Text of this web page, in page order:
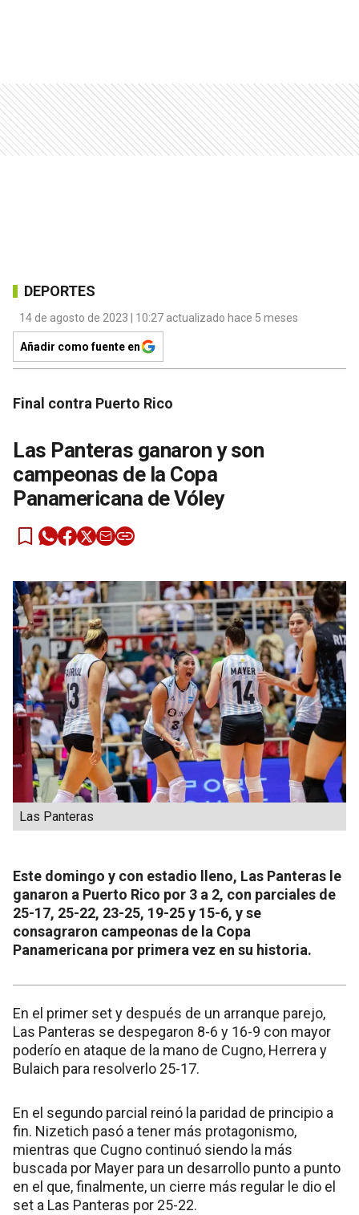
DEPORTES
14 de agosto de 2023 | 10:27 actualizado hace 5 meses
Añadir como fuente en
Final contra Puerto Rico
Las Panteras ganaron y son
campeonas de la Copa
Panamericana de Vóley
Las Panteras
Este domingo y con estadio lleno, Las Panteras le
ganaron a Puerto Rico por 3 a 2, con parciales de
25-17, 25-22, 23-25, 19-25 y 15-6, y se
consagraron campeonas de la Copa
Panamericana por primera vez en su historia.
En el primer set y después de un arranque parejo,
Las Panteras se despegaron 8-6 y 16-9 con mayor
poderío en ataque de la mano de Cugno, Herrera y
Bulaich para resolverlo 25-17.
En el segundo parcial reinó la paridad de principio a
fin. Nizetich pasó a tener más protagonismo,
mientras que Cugno continuó siendo la más
buscada por Mayer para un desarrollo punto a punto
en el que, finalmente, un cierre más regular le dio el
set a Las Panteras por 25-22.